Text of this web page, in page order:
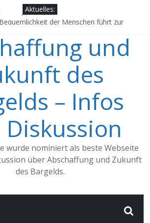
Aktuelles:
Manipulation
der Menschen führt zur
Deutschland?
Du dich als einen Verfechter des
Co. – Trend zum Mobile Payment nimmt
und
des
– Infos
wurde nominiert als beste Webseite
über Abschaffung und Zukunft
des Bargelds.